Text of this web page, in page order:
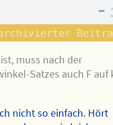
–
muss nach der
Satzes auch F auf
nicht so einfach. Hört